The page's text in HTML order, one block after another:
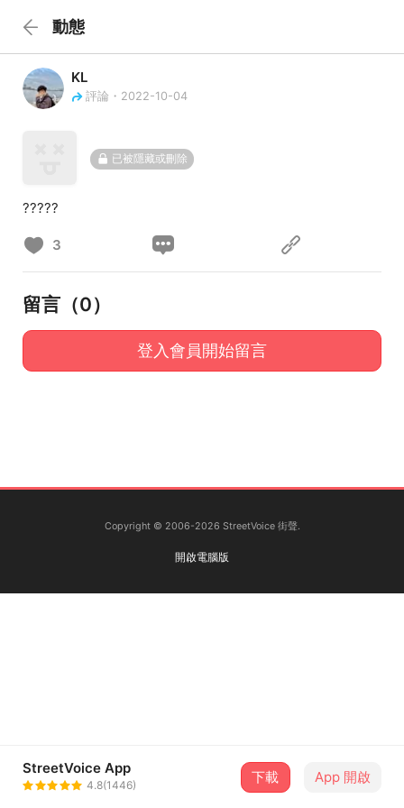
動態
KL
評論・2022-10-04
已被隱藏或刪除
?????
3
留言（0）
登入會員開始留言
Copyright © 2006-2026 StreetVoice 街聲.
開啟電腦版
StreetVoice App
4.8(1446) 下載 App 開啟